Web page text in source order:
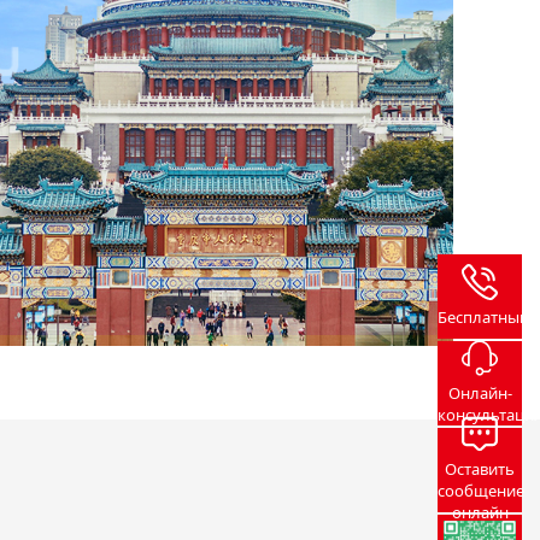
Бесплатный
Онлайн-
Оставить
сообщение
онлайн